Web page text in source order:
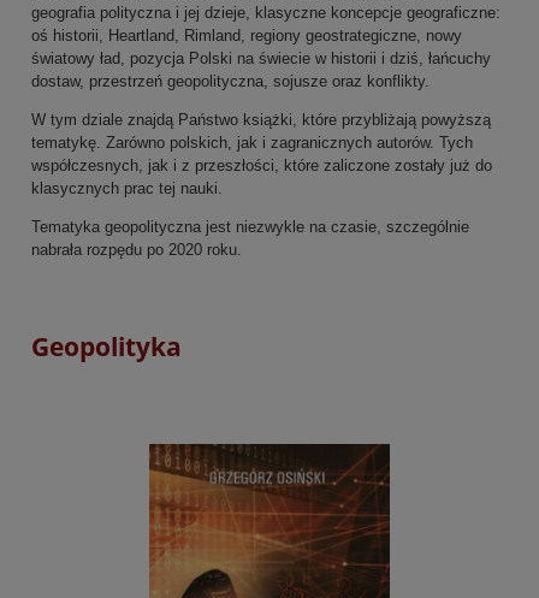
geografia polityczna i jej dzieje, klasyczne koncepcje geograficzne:
oś historii, Heartland, Rimland, regiony geostrategiczne, nowy
światowy ład, pozycja Polski na świecie w historii i dziś, łańcuchy
dostaw, przestrzeń geopolityczna, sojusze oraz konflikty.
W tym dziale znajdą Państwo książki, które przybliżają powyższą
tematykę. Zarówno polskich, jak i zagranicznych autorów. Tych
współczesnych, jak i z przeszłości, które zaliczone zostały już do
klasycznych prac tej nauki.
Tematyka geopolityczna jest niezwykle na czasie, szczególnie
nabrała rozpędu po 2020 roku.
Geopolityka